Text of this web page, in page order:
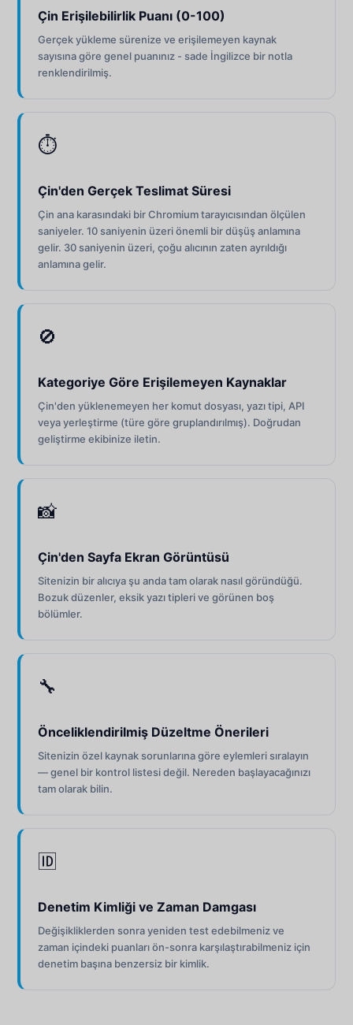
Çin Erişilebilirlik Puanı (0-100)
Gerçek yükleme sürenize ve erişilemeyen kaynak
sayısına göre genel puanınız - sade İngilizce bir notla
renklendirilmiş.
⏱
Çin'den Gerçek Teslimat Süresi
Çin ana karasındaki bir Chromium tarayıcısından ölçülen
saniyeler. 10 saniyenin üzeri önemli bir düşüş anlamına
gelir. 30 saniyenin üzeri, çoğu alıcının zaten ayrıldığı
anlamına gelir.
🚫
Kategoriye Göre Erişilemeyen Kaynaklar
Çin'den yüklenemeyen her komut dosyası, yazı tipi, API
veya yerleştirme (türe göre gruplandırılmış). Doğrudan
geliştirme ekibinize iletin.
📸
Çin'den Sayfa Ekran Görüntüsü
Sitenizin bir alıcıya şu anda tam olarak nasıl göründüğü.
Bozuk düzenler, eksik yazı tipleri ve görünen boş
bölümler.
🔧
Önceliklendirilmiş Düzeltme Önerileri
Sitenizin özel kaynak sorunlarına göre eylemleri sıralayın
— genel bir kontrol listesi değil. Nereden başlayacağınızı
tam olarak bilin.
🆔
Denetim Kimliği ve Zaman Damgası
Değişikliklerden sonra yeniden test edebilmeniz ve
zaman içindeki puanları ön-sonra karşılaştırabilmeniz için
denetim başına benzersiz bir kimlik.